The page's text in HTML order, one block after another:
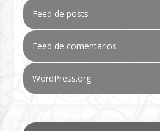
Feed de posts
Feed de comentários
WordPress.org